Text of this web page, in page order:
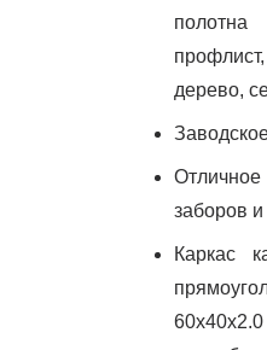
дерево,
заборов
Каркас